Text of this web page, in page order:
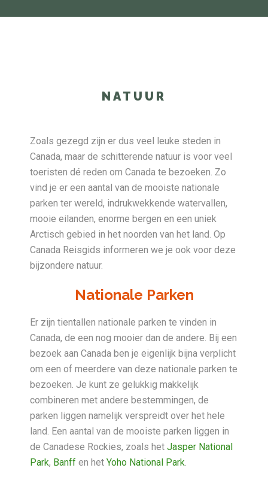
NATUUR
Zoals gezegd zijn er dus veel leuke steden in
Canada, maar de schitterende natuur is voor veel
toeristen dé reden om Canada te bezoeken. Zo
vind je er een aantal van de mooiste nationale
parken ter wereld, indrukwekkende watervallen,
mooie eilanden, enorme bergen en een uniek
Arctisch gebied in het noorden van het land. Op
Canada Reisgids informeren we je ook voor deze
bijzondere natuur.
Nationale Parken
Er zijn tientallen nationale parken te vinden in
Canada, de een nog mooier dan de andere. Bij een
bezoek aan Canada ben je eigenlijk bijna verplicht
om een of meerdere van deze nationale parken te
bezoeken. Je kunt ze gelukkig makkelijk
combineren met andere bestemmingen, de
parken liggen namelijk verspreidt over het hele
land. Een aantal van de mooiste parken liggen in
de Canadese Rockies, zoals het Jasper National
Park, Banff en het Yoho National Park.